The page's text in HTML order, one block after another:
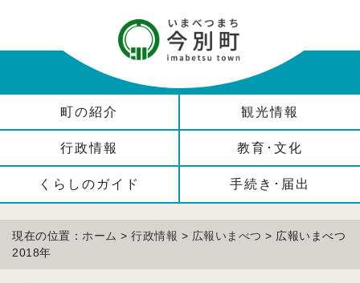
町の紹介 観光情報
行政情報 教育･文化
くらしのガイド 手続き･届出
現在の位置： ホーム > 行政情報 > 広報いまべつ > 広報いまべつ
2018年